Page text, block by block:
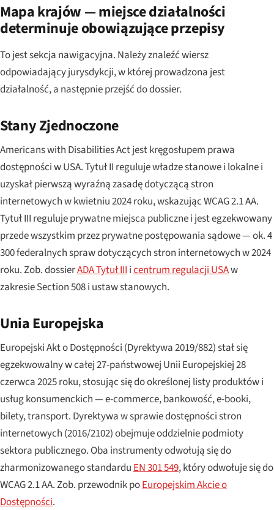
Mapa krajów — miejsce działalności
determinuje obowiązujące przepisy
To jest sekcja nawigacyjna. Należy znaleźć wiersz
odpowiadający jurysdykcji, w której prowadzona jest
działalność, a następnie przejść do dossier.
Stany Zjednoczone
Americans with Disabilities Act jest kręgosłupem prawa
dostępności w USA. Tytuł II reguluje władze stanowe i lokalne i
uzyskał pierwszą wyraźną zasadę dotyczącą stron
internetowych w kwietniu 2024 roku, wskazując WCAG 2.1 AA.
Tytuł III reguluje prywatne miejsca publiczne i jest egzekwowany
przede wszystkim przez prywatne postępowania sądowe — ok. 4
300 federalnych spraw dotyczących stron internetowych w 2024
roku. Zob. dossierADA Tytuł III icentrum regulacji USAw
zakresie Section 508 i ustaw stanowych.
Unia Europejska
Europejski Akt o Dostępności (Dyrektywa 2019/882) stał się
egzekwowalny w całej 27-państwowej Unii Europejskiej 28
czerwca 2025 roku, stosując się do określonej listy produktów i
usług konsumenckich — e-commerce, bankowość, e-booki,
bilety, transport. Dyrektywa w sprawie dostępności stron
internetowych (2016/2102) obejmuje oddzielnie podmioty
sektora publicznego. Oba instrumenty odwołują się do
zharmonizowanego standardu EN 301 549, który odwołuje się do
WCAG 2.1 AA. Zob. przewodnik poEuropejskim Akcie o
Dostępności.